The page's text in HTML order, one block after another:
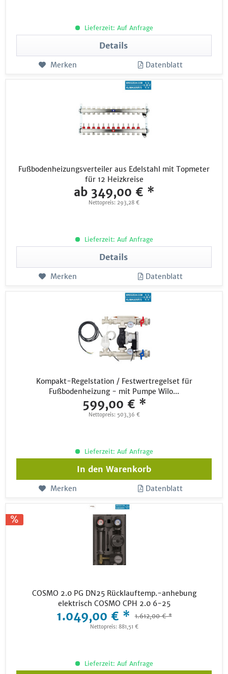
Lieferzeit: Auf Anfrage
Details
Merken Datenblatt
Fußbodenheizungsverteiler aus Edelstahl mit Topmeter
für 12 Heizkreise
ab 349,00 € *
Nettopreis: 293,28 €
Lieferzeit: Auf Anfrage
Details
Merken Datenblatt
Kompakt-Regelstation / Festwertregelset für
Fußbodenheizung - mit Pumpe Wilo...
599,00 € *
Nettopreis: 503,36 €
Lieferzeit: Auf Anfrage
In den Warenkorb
Merken Datenblatt
COSMO 2.0 PG DN25 Rücklauftemp.-anhebung
elektrisch COSMO CPH 2.0 6-25
1.049,00 € * 1.612,00 € *
Nettopreis: 881,51 €
Lieferzeit: Auf Anfrage